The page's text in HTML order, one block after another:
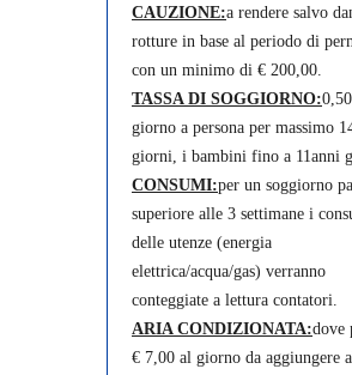
CAUZIONE:a rendere salvo
rotture in base al periodo di
con un minimo di € 200,00.
TASSA DI SOGGIORNO:
giorno a persona per massimo
giorni, i bambini fino a 11anni
CONSUMI:per un soggiorno
superiore alle 3 settimane i
delle utenze (energia
elettrica/acqua/gas) verranno
conteggiate a lettura contatori.
ARIA CONDIZIONATA:dove
€ 7,00 al giorno da aggiungere